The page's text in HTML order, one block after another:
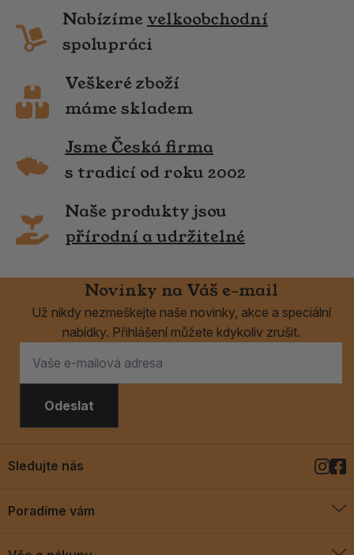
Nabízíme velkoobchodní
spolupráci
Veškeré zboží
máme skladem
Jsme Česká firma
s tradicí od roku 2002
Naše produkty jsou
přírodní a udržitelné
Novinky na Váš e-mail
Už nikdy nezmeškejte naše novinky, akce a speciální
nabídky. Přihlášení můžete kdykoliv zrušit.
Odeslat
Poradíme vám
Sledujte nás